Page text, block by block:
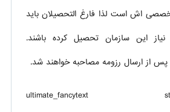
اش است لذا فارغ التحصیلان باید
این سازمان تحصیل کرده باشند.
پس از ارسال رزومه مصاحبه خواهند شد.
[ultimate_fancytext